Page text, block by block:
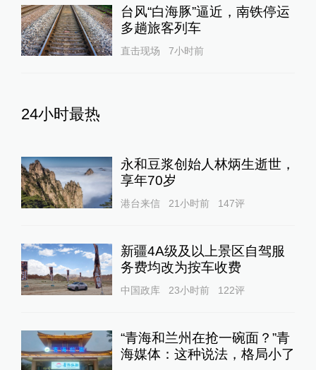
台风“白海豚”逼近，南铁停运
多趟旅客列车
直击现场 7小时前
24小时最热
永和豆浆创始人林炳生逝世，
享年70岁
港台来信 21小时前 147评
新疆4A级及以上景区自驾服
务费均改为按车收费
中国政库 23小时前 122评
“青海和兰州在抢一碗面？”青
海媒体：这种说法，格局小了